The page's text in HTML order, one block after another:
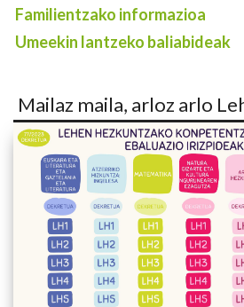
Familientzako informazioa
Umeekin lantzeko baliabideak
Mailaz maila, arloz arlo